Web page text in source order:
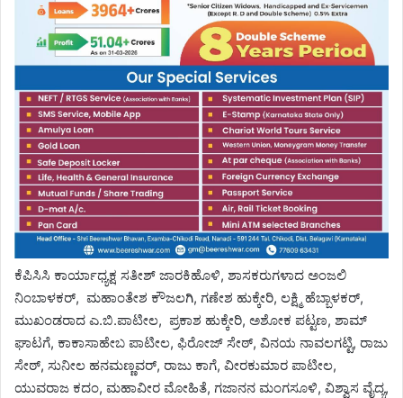
ಕೆಪಿಸಿಸಿ ಕಾರ್ಯಾಧ್ಯಕ್ಷ ಸತೀಶ್ ಜಾರಕಿಹೊಳಿ, ಶಾಸಕರುಗಳಾದ ಅಂಜಲಿ
ನಿಂಬಾಳಕರ್, ಮಹಾಂತೇಶ ಕೌಜಲಗಿ, ಗಣೇಶ ಹುಕ್ಕೇರಿ, ಲಕ್ಷ್ಮಿ ಹೆಬ್ಬಾಳಕರ್,
ಮುಖಂಡರಾದ ಎ.ಬಿ.ಪಾಟೀಲ, ಪ್ರಕಾಶ ಹುಕ್ಕೇರಿ, ಅಶೋಕ ಪಟ್ಟಣ, ಶಾಮ್
ಘಾಟಗೆ, ಕಾಕಾಸಾಹೇಬ ಪಾಟೀಲ, ಫಿರೋಜ್ ಸೇಠ್, ವಿನಯ ನಾವಲಗಟ್ಟಿ, ರಾಜು
ಸೇಠ್, ಸುನೀಲ ಹನಮಣ್ಣವರ್, ರಾಜು ಕಾಗೆ, ವೀರಕುಮಾರ ಪಾಟೀಲ,
ಯುವರಾಜ ಕದಂ, ಮಹಾವೀರ ಮೋಹಿತೆ, ಗಜಾನನ ಮಂಗಸೂಳಿ, ವಿಶ್ವಾಸ ವೈದ್ಯ,